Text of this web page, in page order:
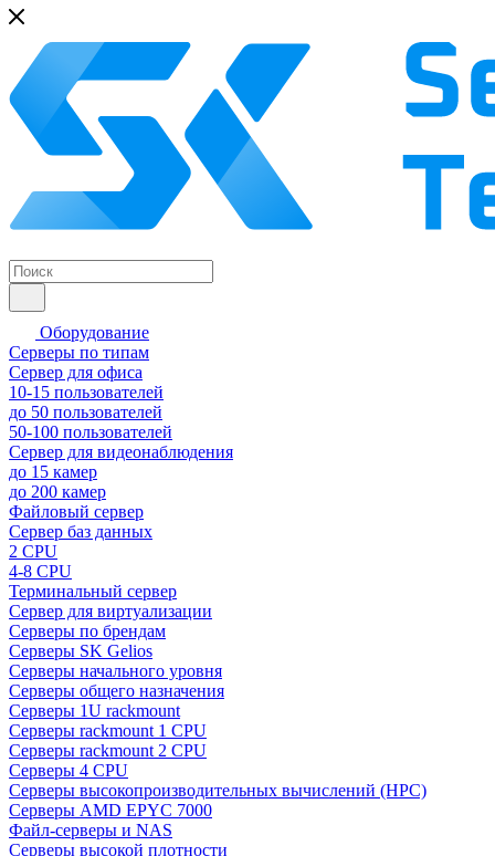
Оборудование
Серверы по типам
Сервер для офиса
10-15 пользователей
до 50 пользователей
50-100 пользователей
Сервер для видеонаблюдения
до 15 камер
до 200 камер
Файловый сервер
Сервер баз данных
2 CPU
4-8 CPU
Терминальный сервер
Сервер для виртуализации
Серверы по брендам
Серверы SK Gelios
Серверы начального уровня
Серверы общего назначения
Серверы 1U rackmount
Серверы rackmount 1 CPU
Серверы rackmount 2 CPU
Серверы 4 CPU
Серверы высокопроизводительных вычислений (HPC)
Серверы AMD EPYC 7000
Файл-серверы и NAS
Серверы высокой плотности